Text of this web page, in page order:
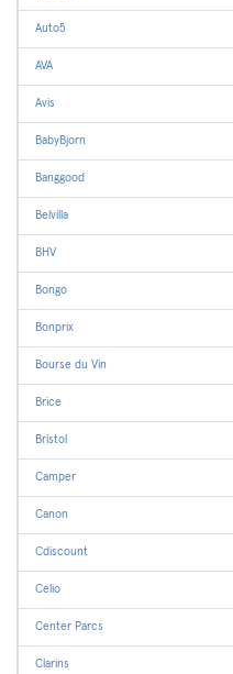
Auto5
AVA
Avis
BabyBjorn
Banggood
Belvilla
BHV
Bongo
Bonprix
Bourse du Vin
Brice
Bristol
Camper
Canon
Cdiscount
Celio
Center Parcs
Clarins